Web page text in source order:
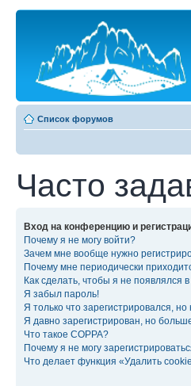
Список форумов
Часто
Вход на конференцию и
Почему я не могу войти?
Зачем мне вообще нужно
Почему мне периодически
Как сделать, чтобы я не появлялся
Я забыл пароль!
Я только что зарегистрировался, но
Я давно зарегистрирован, но
Что такое COPPA?
Почему я не могу
Что делает функция «Удалить